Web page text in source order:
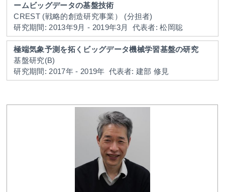
ームビッグデータの基盤技術
CREST (戦略的創造研究事業） (分担者)
研究期間: 2013年9月 - 2019年3月
代表者: 松岡聡
極端気象予測を拓くビッグデータ機械学習基盤の研究
基盤研究(B)
研究期間: 2017年 - 2019年 代表者: 建部 修見